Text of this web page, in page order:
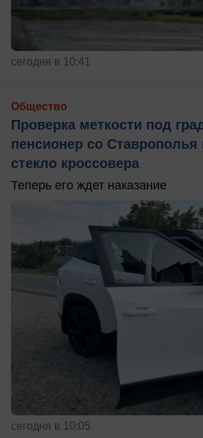
сегодня в 10:41
Общество
Проверка меткости под
пенсионер со Ставрополья
стекло кроссовера
Теперь его ждет наказание
сегодня в 10:05